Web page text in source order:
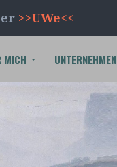
>>UWe<<
MICH UNTERNEHMEN